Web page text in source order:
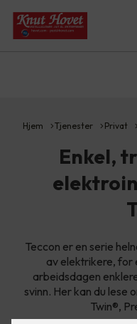
Hjem Tjenester Privat
Enkel,
Teccon er en serie
av elektrikere, for
arbeidsdagen
svinn. Her kan du lese
Twin®,